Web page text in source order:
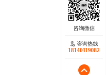
咨询热线
18140119082